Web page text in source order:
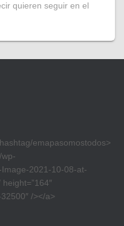
quieren seguir en el
emapasomostodos>
2021-10-08-at-
height=”164″
/></a>